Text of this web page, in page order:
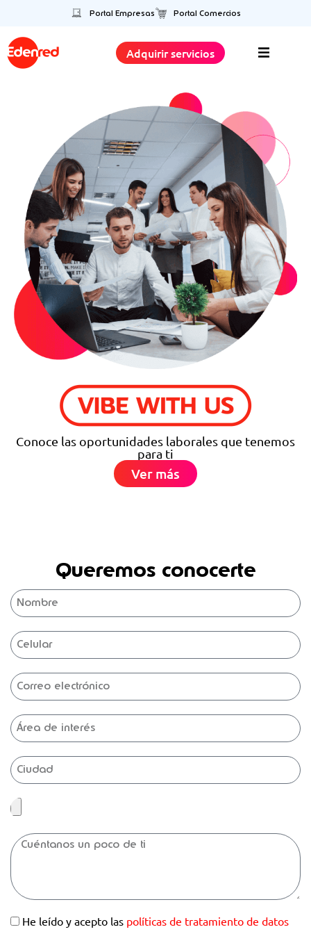
Portal Empresas Portal Comercios
Adquirir servicios
Conoce las oportunidades laborales que tenemos
para ti
Ver más
Queremos conocerte
He leído y acepto las políticas de tratamiento de datos